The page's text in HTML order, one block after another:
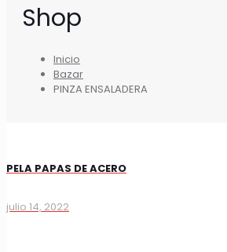
Shop
Inicio
Bazar
PINZA ENSALADERA
PELA PAPAS DE ACERO
julio 14, 2022